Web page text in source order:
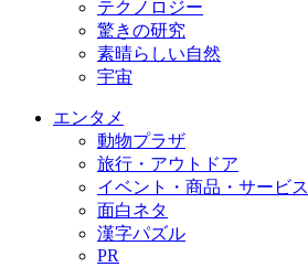
テクノロジー
驚きの研究
素晴らしい自然
宇宙
エンタメ
動物プラザ
旅行・アウトドア
イベント・商品・サービス
面白ネタ
漢字パズル
PR